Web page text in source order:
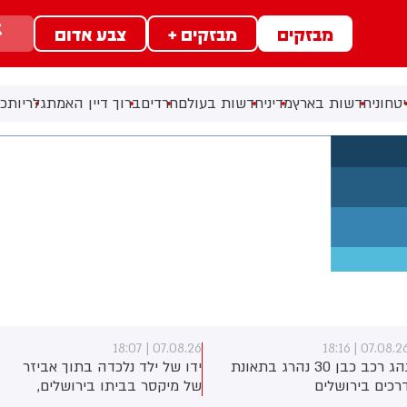
מבזקים מבזקים + צבע אדום
חדשות בארץמדיניחדשות בעולםחרדיםברוך דיין האמתגלריות
נהג רכב כבן 30 נהרג בתאונת
ידו של ילד נלכדה בתוך אביזר
של מיקסר בביתו בירושלים,
ראש השב"כ
השתתף היום